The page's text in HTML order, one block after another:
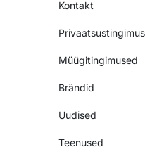
Kontakt
Müügitingimused
Brändid
Uudised
Teenused